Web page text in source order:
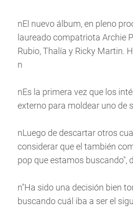
nEl nuevo álbum, en pleno
laureado compatriota Archie
Rubio, Thalía y Ricky Martin.
n
nEs la primera vez que los
externo para moldear uno de
nLuego de descartar otros
considerar que el también
pop que estamos buscando",
n"Ha sido una decisión bien
buscando cuál iba a ser el